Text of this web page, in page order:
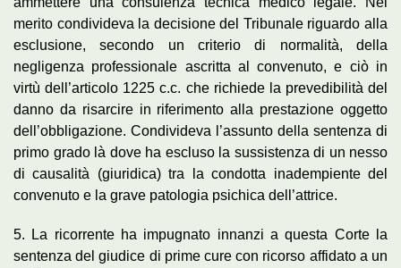
merito condivideva la decisione del Tribunale riguardo alla
esclusione, secondo un criterio di normalità, della
negligenza professionale ascritta al convenuto, e ciò in
virtù dell’articolo 1225 c.c. che richiede la prevedibilità del
danno da risarcire in riferimento alla prestazione oggetto
dell’obbligazione. Condivideva l’assunto della sentenza di
primo grado là dove ha escluso la sussistenza di un nesso
di causalità (giuridica) tra la condotta inadempiente del
convenuto e la grave patologia psichica dell’attrice.
5. La ricorrente ha impugnato innanzi a questa Corte la
sentenza del giudice di prime cure con ricorso affidato a un